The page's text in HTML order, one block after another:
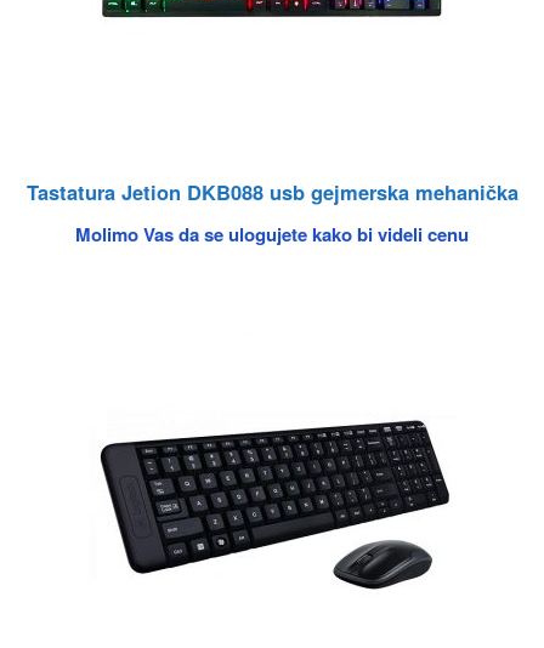
Tastatura Jetion DKB088 usb gejmerska mehanička
Molimo Vas da se ulogujete kako bi videli cenu